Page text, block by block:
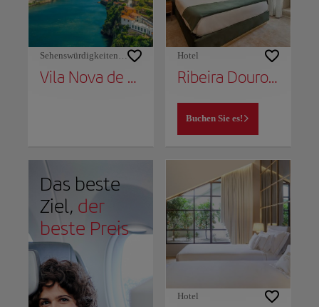
Sehenswürdigkeiten und Denkmäler
Vila Nova de Gaia
Hotel
Ribeira Douro Hotel
Buchen Sie es!
Das beste
Ziel, der
beste Preis
Hotel